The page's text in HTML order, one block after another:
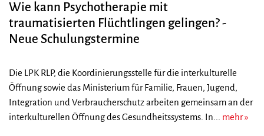
Wie kann Psychotherapie mit
traumatisierten Flüchtlingen gelingen? -
Neue Schulungstermine
Die LPK RLP, die Koordinierungsstelle für die interkulturelle
Öffnung sowie das Ministerium für Familie, Frauen, Jugend,
Integration und Verbraucherschutz arbeiten gemeinsam an der
interkulturellen Öffnung des Gesundheitssystems. In... mehr